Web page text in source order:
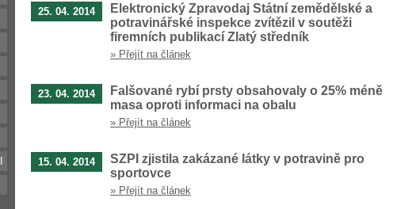
25. 04. 2014
Elektronický Zpravodaj Státní zemědělské a
potravinářské inspekce zvítězil v soutěži
firemních publikací Zlatý středník
» Přejít na článek
23. 04. 2014
Falšované rybí prsty obsahovaly o 25% méně
masa oproti informaci na obalu
» Přejít na článek
15. 04. 2014
SZPI zjistila zakázané látky v potravině pro
sportovce
» Přejít na článek